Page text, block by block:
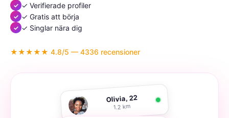
✓ Verifierade profiler
✓ Gratis att börja
✓ Singlar nära dig
★★★★★ 4.8/5 — 4336 recensioner
Olivia, 22
1.2 km